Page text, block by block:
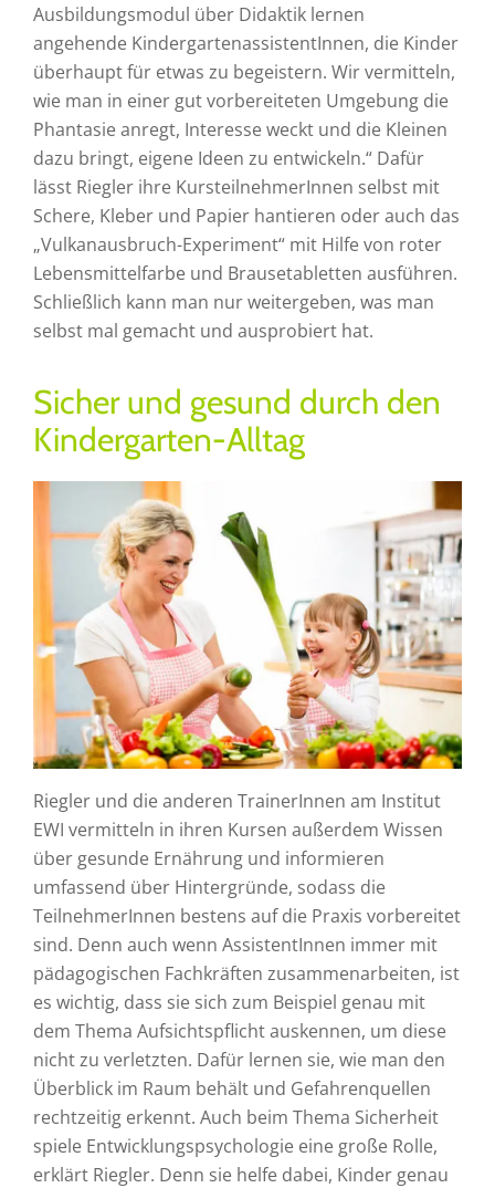
Ausbildungsmodul über Didaktik lernen
angehende KindergartenassistentInnen, die Kinder
überhaupt für etwas zu begeistern. Wir vermitteln,
wie man in einer gut vorbereiteten Umgebung die
Phantasie anregt, Interesse weckt und die Kleinen
dazu bringt, eigene Ideen zu entwickeln.“ Dafür
lässt Riegler ihre KursteilnehmerInnen selbst mit
Schere, Kleber und Papier hantieren oder auch das
„Vulkanausbruch-Experiment“ mit Hilfe von roter
Lebensmittelfarbe und Brausetabletten ausführen.
Schließlich kann man nur weitergeben, was man
selbst mal gemacht und ausprobiert hat.
Sicher und gesund durch den
Kindergarten-Alltag
Riegler und die anderen TrainerInnen am Institut
EWI vermitteln in ihren Kursen außerdem Wissen
über gesunde Ernährung und informieren
umfassend über Hintergründe, sodass die
TeilnehmerInnen bestens auf die Praxis vorbereitet
sind. Denn auch wenn AssistentInnen immer mit
pädagogischen Fachkräften zusammenarbeiten, ist
es wichtig, dass sie sich zum Beispiel genau mit
dem Thema Aufsichtspflicht auskennen, um diese
nicht zu verletzten. Dafür lernen sie, wie man den
Überblick im Raum behält und Gefahrenquellen
rechtzeitig erkennt. Auch beim Thema Sicherheit
spiele Entwicklungspsychologie eine große Rolle,
erklärt Riegler. Denn sie helfe dabei, Kinder genau